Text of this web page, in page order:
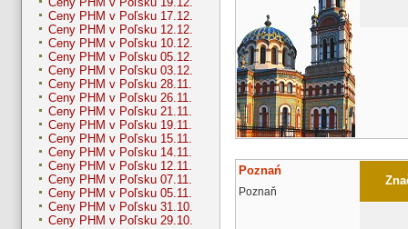
Ceny PHM v Poľsku 17.12.
Ceny PHM v Poľsku 12.12.
Ceny PHM v Poľsku 10.12.
Ceny PHM v Poľsku 05.12.
Ceny PHM v Poľsku 03.12.
Ceny PHM v Poľsku 28.11.
Ceny PHM v Poľsku 26.11.
Ceny PHM v Poľsku 21.11.
Ceny PHM v Poľsku 19.11.
Ceny PHM v Poľsku 15.11.
Ceny PHM v Poľsku 14.11.
Ceny PHM v Poľsku 12.11.
Ceny PHM v Poľsku 07.11.
Ceny PHM v Poľsku 05.11.
Ceny PHM v Poľsku 31.10.
Ceny PHM v Poľsku 29.10.
Poznań
Poznaň